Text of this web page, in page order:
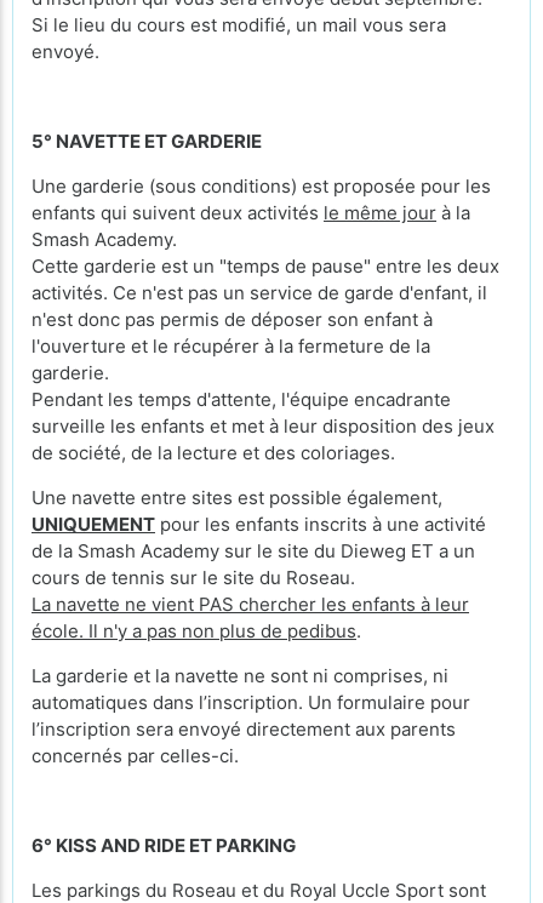
Si le lieu du cours est modifié, un mail vous sera
envoyé.
5° NAVETTE ET GARDERIE
Une garderie (sous conditions) est proposée pour les
enfants qui suivent deux activités le même jour à la
Smash Academy.
Cette garderie est un "temps de pause" entre les deux
activités. Ce n'est pas un service de garde d'enfant, il
n'est donc pas permis de déposer son enfant à
l'ouverture et le récupérer à la fermeture de la
garderie.
Pendant les temps d'attente, l'équipe encadrante
surveille les enfants et met à leur disposition des jeux
de société, de la lecture et des coloriages.
Une navette entre sites est possible également,
UNIQUEMENT pour les enfants inscrits à une activité
de la Smash Academy sur le site du Dieweg ET a un
cours de tennis sur le site du Roseau.
La navette ne vient PAS chercher les enfants à leur
école. Il n'y a pas non plus de pedibus.
La garderie et la navette ne sont ni comprises, ni
automatiques dans l’inscription. Un formulaire pour
l’inscription sera envoyé directement aux parents
concernés par celles-ci.
6° KISS AND RIDE ET PARKING
Les parkings du Roseau et du Royal Uccle Sport sont